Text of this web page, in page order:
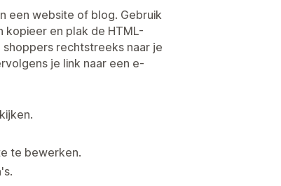
een website of blog. Gebruik
en plak de HTML-
rechtstreeks naar je
je link naar een e-
te bewerken.